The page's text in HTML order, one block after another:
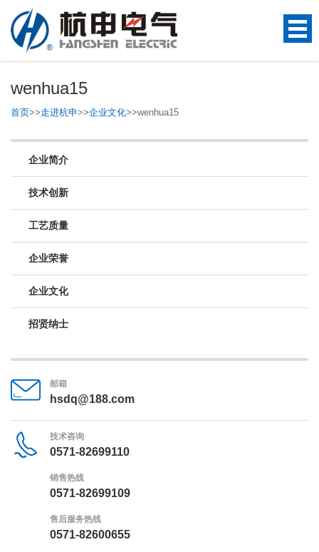
wenhua15
首页>>走进杭申>>企业文化>>wenhua15
企业简介
技术创新
工艺质量
企业荣誉
企业文化
招贤纳士
邮箱
hsdq@188.com
技术咨询
0571-82699110
销售热线
0571-82699109
售后服务热线
0571-82600655